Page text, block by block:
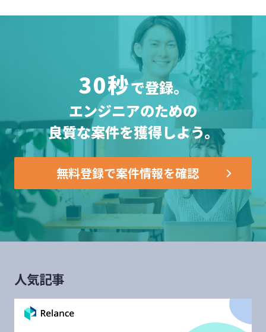
30秒で登録。
エンジニアのための
良質な案件を獲得しよう。
無料登録で案件情報を確認
人気記事